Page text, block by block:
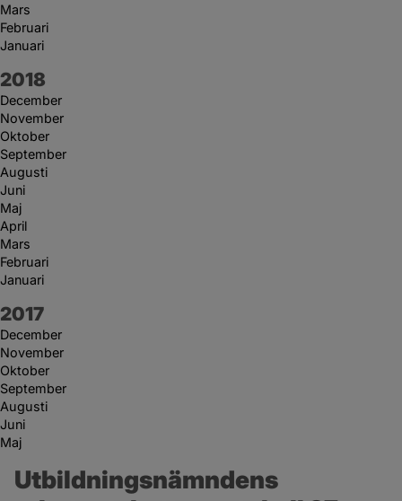
Mars
Februari
Januari
År:
2018
December
November
Oktober
September
Augusti
Juni
Maj
April
Mars
Februari
Januari
År:
2017
December
November
Oktober
September
Augusti
Juni
Maj
Utbildningsnämndens